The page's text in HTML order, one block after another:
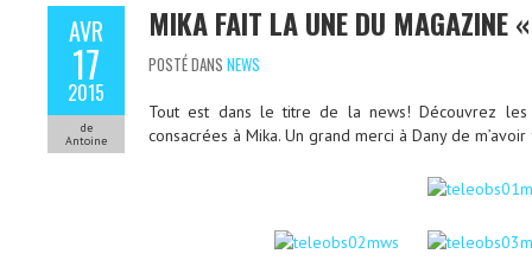
AVR
17
2015
de
Antoine
MIKA FAIT LA UNE DU MAGAZINE
POSTÉ DANS NEWS
Tout est dans le titre de la news! Découvrez
consacrées à Mika. Un grand merci à Dany de